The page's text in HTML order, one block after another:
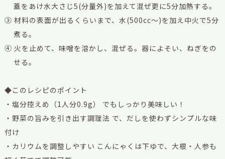
蓋をあけ水大さじ5(分量外)を加えて混ぜ更に5分加熱する。
③ 材料の表面が出るくらいまで、水(500cc～)を加え中火で5分
煮る。
④ 火を止めて、味噌を溶かし、混ぜる。器によそい、ねぎをの
せる。
◆このレシピのポイント
・塩分控えめ（1人分0.9g） でもしっかり美味しい！
・野菜の旨みを引き出す調理法 で、だしを使わずシンプルな味
付け
・カリウムを調整しやすい こんにゃくは下ゆで、大根・人参も